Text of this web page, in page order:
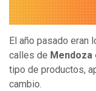
El año pasado eran
calles de Mendoza
tipo de productos,
cambio.